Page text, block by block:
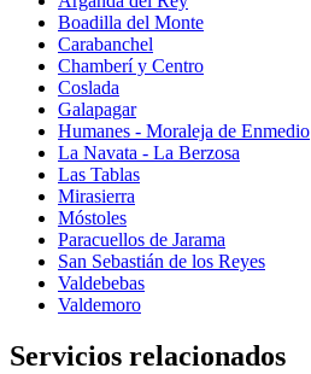
Boadilla del Monte
Carabanchel
Chamberí y Centro
Coslada
Galapagar
Humanes - Moraleja de Enmedio
La Navata - La Berzosa
Las Tablas
Mirasierra
Móstoles
Paracuellos de Jarama
San Sebastián de los Reyes
Valdebebas
Valdemoro
Servicios relacionados